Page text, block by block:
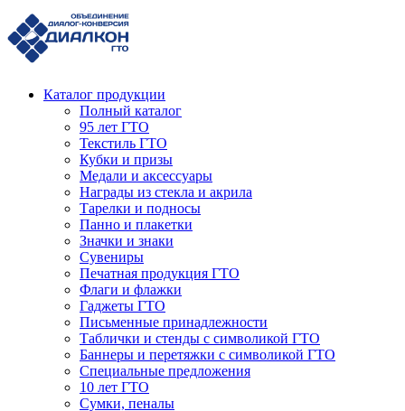
Каталог продукции
Полный каталог
95 лет ГТО
Текстиль ГТО
Кубки и призы
Медали и аксессуары
Награды из стекла и акрила
Тарелки и подносы
Панно и плакетки
Значки и знаки
Сувениры
Печатная продукция ГТО
Флаги и флажки
Гаджеты ГТО
Письменные принадлежности
Таблички и стенды с символикой ГТО
Баннеры и перетяжки с символикой ГТО
Специальные предложения
10 лет ГТО
Сумки, пеналы